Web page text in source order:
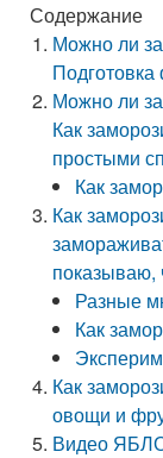
Содержание
Можно ли
Подготовка
Можно ли
Как
простыми
Как
Как
показываю,
Разные
Как
Как
овощи и
Видео